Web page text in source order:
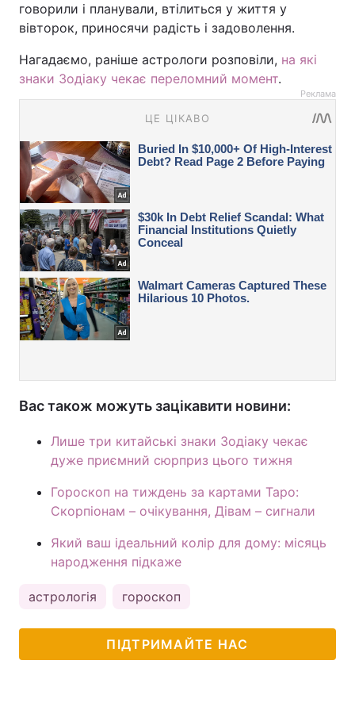
говорили і планували, втілиться у життя у
вівторок, приносячи радість і задоволення.
Нагадаємо, раніше астрологи розповіли, на які
знаки Зодіаку чекає переломний момент.
Реклама
Вас також можуть зацікавити новини:
Лише три китайські знаки Зодіаку чекає
дуже приємний сюрприз цього тижня
Гороскоп на тиждень за картами Таро:
Скорпіонам – очікування, Дівам – сигнали
Який ваш ідеальний колір для дому: місяць
народження підкаже
астрологія гороскоп
ПІДТРИМАЙТЕ НАС